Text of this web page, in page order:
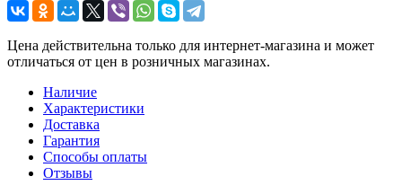
Цена действительна только для интернет-магазина и может
отличаться от цен в розничных магазинах.
Наличие
Характеристики
Доставка
Гарантия
Способы оплаты
Отзывы